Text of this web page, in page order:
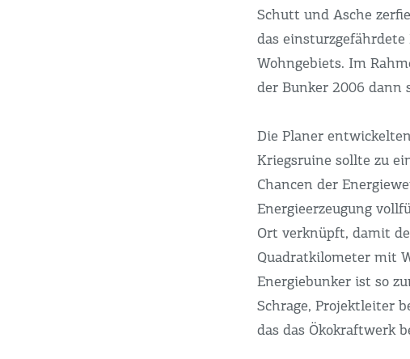
Schutt und Asche
das
Wohngebiets. Im
der Bunker 2006 dann
Die Planer
Kriegsruine sollte zu
Chancen der
Energieerzeugung
Ort verknüpft, damit
Quadratkilometer mit
Energiebunker ist so
Schrage, Projektleiter
das das Ökokraftwerk